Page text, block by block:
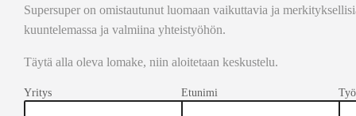
Supersuper on omistautunut luomaan vaikuttavia ja
kuuntelemassa ja valmiina yhteistyöhön.
Täytä alla oleva lomake, niin aloitetaan keskustelu.
Yritys Etunimi
Valvoja